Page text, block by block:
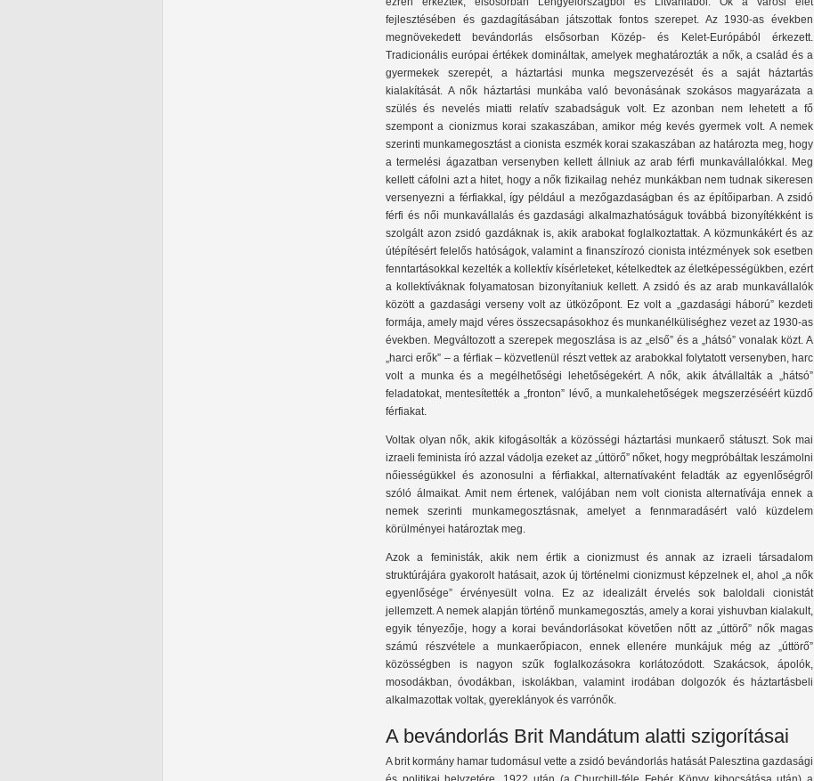
fejlesztésében és gazdagításában játszottak fontos szerepet. Az 1930-as években
megnövekedett bevándorlás elsősorban Közép- és Kelet-Európából érkezett.
Tradicionális európai értékek domináltak, amelyek meghatározták a nők, a család és a
gyermekek szerepét, a háztartási munka megszervezését és a saját háztartás
kialakítását. A nők háztartási munkába való bevonásának szokásos magyarázata a
szülés és nevelés miatti relatív szabadságuk volt. Ez azonban nem lehetett a fő
szempont a cionizmus korai szakaszában, amikor még kevés gyermek volt. A nemek
szerinti munkamegosztást a cionista eszmék korai szakaszában az határozta meg, hogy
a termelési ágazatban versenyben kellett állniuk az arab férfi munkavállalókkal. Meg
kellett cáfolni azt a hitet, hogy a nők fizikailag nehéz munkákban nem tudnak sikeresen
versenyezni a férfiakkal, így például a mezőgazdaságban és az építőiparban. A zsidó
férfi és női munkavállalás és gazdasági alkalmazhatóságuk továbbá bizonyítékként is
szolgált azon zsidó gazdáknak is, akik arabokat foglalkoztattak. A közmunkákért és az
útépítésért felelős hatóságok, valamint a finanszírozó cionista intézmények sok esetben
fenntartásokkal kezelték a kollektív kísérleteket, kételkedtek az életképességükben, ezért
a kollektíváknak folyamatosan bizonyítaniuk kellett. A zsidó és az arab munkavállalók
között a gazdasági verseny volt az ütközőpont. Ez volt a „gazdasági háború” kezdeti
formája, amely majd véres összecsapásokhoz és munkanélküliséghez vezet az 1930-as
években. Megváltozott a szerepek megoszlása is az „első” és a „hátsó” vonalak közt. A
„harci erők” – a férfiak – közvetlenül részt vettek az arabokkal folytatott versenyben, harc
volt a munka és a megélhetőségi lehetőségekért. A nők, akik átvállalták a „hátsó”
feladatokat, mentesítették a „fronton” lévő, a munkalehetőségek megszerzéséért küzdő
férfiakat.
Voltak olyan nők, akik kifogásolták a közösségi háztartási munkaerő státuszt. Sok mai
izraeli feminista író azzal vádolja ezeket az „úttörő” nőket, hogy megpróbáltak leszámolni
nőiességükkel és azonosulni a férfiakkal, alternatívaként feladták az egyenlőségről
szóló álmaikat. Amit nem értenek, valójában nem volt cionista alternatívája ennek a
nemek szerinti munkamegosztásnak, amelyet a fennmaradásért való küzdelem
körülményei határoztak meg.
Azok a feministák, akik nem értik a cionizmust és annak az izraeli társadalom
struktúrájára gyakorolt hatásait, azok új történelmi cionizmust képzelnek el, ahol „a nők
egyenlősége” érvényesült volna. Ez az idealizált érvelés sok baloldali cionistát
jellemzett. A nemek alapján történő munkamegosztás, amely a korai yishuvban kialakult,
egyik tényezője, hogy a korai bevándorlásokat követően nőtt az „úttörő” nők magas
számú részvétele a munkaerőpiacon, ennek ellenére munkájuk még az „úttörő”
közösségben is nagyon szűk foglalkozásokra korlátozódott. Szakácsok, ápolók,
mosodákban, óvodákban, iskolákban, valamint irodában dolgozók és háztartásbeli
alkalmazottak voltak, gyereklányok és varrónők.
A bevándorlás Brit Mandátum alatti szigorításai
A brit kormány hamar tudomásul vette a zsidó bevándorlás hatását Palesztina gazdasági